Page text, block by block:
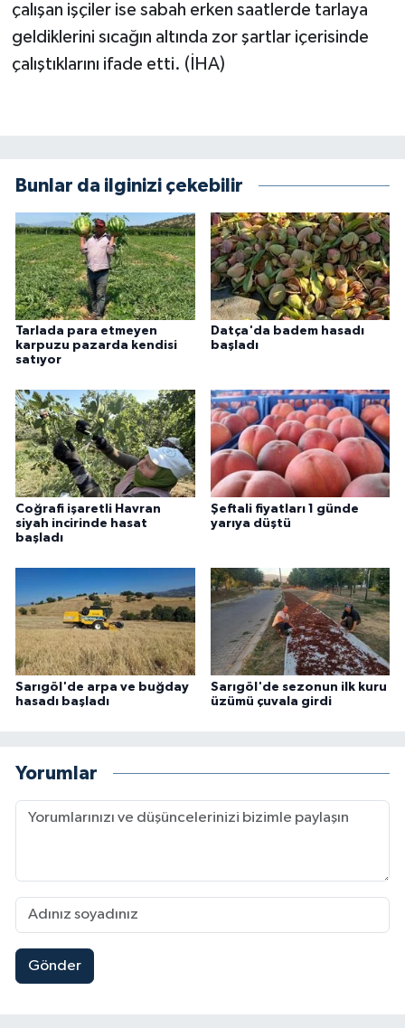
çalışan işçiler ise sabah erken saatlerde tarlaya
geldiklerini sıcağın altında zor şartlar içerisinde
çalıştıklarını ifade etti. (İHA)
Bunlar da ilginizi çekebilir
Tarlada para etmeyen
karpuzu pazarda kendisi
satıyor
Datça'da badem hasadı
başladı
Coğrafi işaretli Havran
siyah incirinde hasat
başladı
Şeftali fiyatları 1 günde
yarıya düştü
Sarıgöl'de arpa ve buğday
hasadı başladı
Sarıgöl'de sezonun ilk kuru
üzümü çuvala girdi
Yorumlar
Gönder